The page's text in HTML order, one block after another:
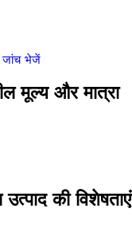
जांच भेजें
मूल्य और मात्रा
की विशेषताएं